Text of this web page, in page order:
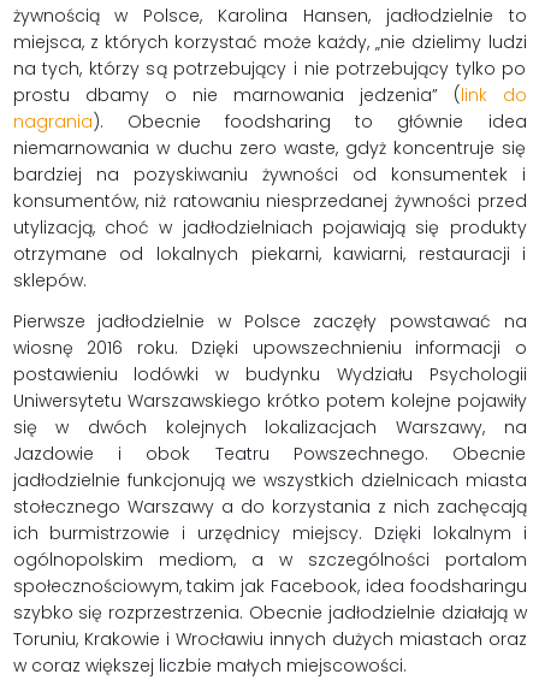
żywnością w Polsce, Karolina Hansen, jadłodzielnie to
miejsca, z których korzystać może każdy, „nie dzielimy ludzi
na tych, którzy są potrzebujący i nie potrzebujący tylko po
prostu dbamy o nie marnowania jedzenia” (link do
nagrania). Obecnie foodsharing to głównie idea
niemarnowania w duchu zero waste, gdyż koncentruje się
bardziej na pozyskiwaniu żywności od konsumentek i
konsumentów, niż ratowaniu niesprzedanej żywności przed
utylizacją, choć w jadłodzielniach pojawiają się produkty
otrzymane od lokalnych piekarni, kawiarni, restauracji i
sklepów.
Pierwsze jadłodzielnie w Polsce zaczęły powstawać na
wiosnę 2016 roku. Dzięki upowszechnieniu informacji o
postawieniu lodówki w budynku Wydziału Psychologii
Uniwersytetu Warszawskiego krótko potem kolejne pojawiły
się w dwóch kolejnych lokalizacjach Warszawy, na
Jazdowie i obok Teatru Powszechnego. Obecnie
jadłodzielnie funkcjonują we wszystkich dzielnicach miasta
stołecznego Warszawy a do korzystania z nich zachęcają
ich burmistrzowie i urzędnicy miejscy. Dzięki lokalnym i
ogólnopolskim mediom, a w szczególności portalom
społecznościowym, takim jak Facebook, idea foodsharingu
szybko się rozprzestrzenia. Obecnie jadłodzielnie działają w
Toruniu, Krakowie i Wrocławiu innych dużych miastach oraz
w coraz większej liczbie małych miejscowości.